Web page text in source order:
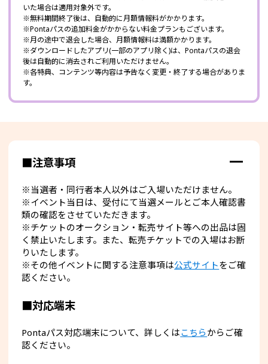
いた場合は適用対象外です。
※無料期間終了後は、自動的に月額情報料がかかります。
※Pontaパスの追加料金がかからない料金プランもございます。
※月の途中で退会した場合、月額情報料は満額かかります。
※ダウンロードしたアプリ(一部のアプリ除く)は、Pontaパスの退会
後は自動的に消去されご利用いただけません。
※各特典、コンテンツ等内容は予告なく変更・終了する場合がありま
す。
■注意事項
※当選者・同行者本人以外はご入場いただけません。
※イベント当日は、受付にて当選メールとご本人確認書
類の確認をさせていただきます。
※チケットのオークション・転売サイト等への出品は固
く禁止いたします。また、転売チケットでの入場はお断
りいたします。
※その他イベントに関する注意事項は公式サイトをご確
認ください。
■対応端末
Pontaパス対応端末について、詳しくはこちらからご確
認ください。